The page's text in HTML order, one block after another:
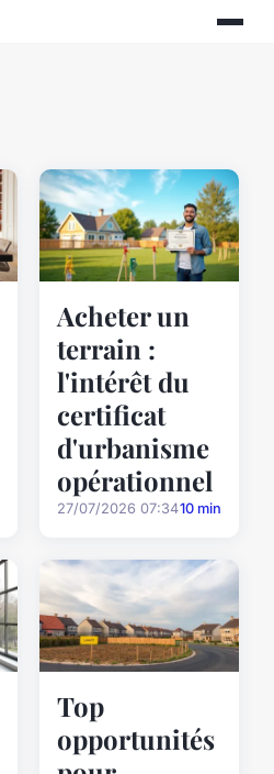
Acheter un
terrain :
l'intérêt du
certificat
d'urbanisme
opérationnel
27/07/2026 07:3410 min
Top
opportunités